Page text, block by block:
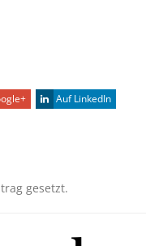
Auf LinkedIn
gesetzt.